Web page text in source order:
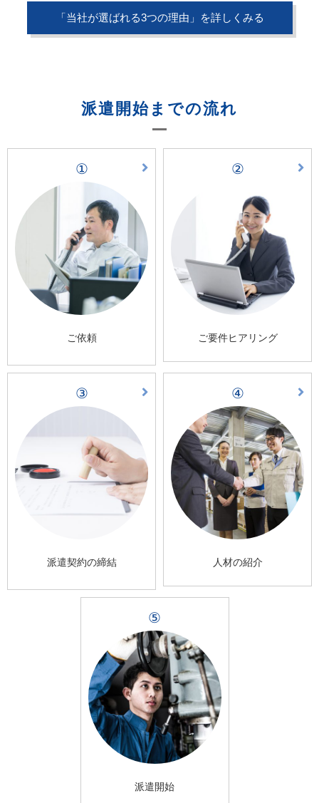
「当社が選ばれる3つの理由」を詳しくみる
派遣開始までの流れ
①
ご依頼
②
ご要件ヒアリング
③
派遣契約の締結
④
人材の紹介
⑤
派遣開始